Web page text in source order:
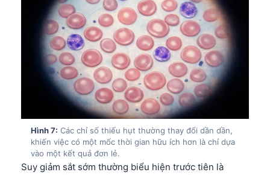
Hình 7: Các chỉ số thiếu hụt thường thay đổi dần dần,
khiến việc có một mốc thời gian hữu ích hơn là chỉ dựa
vào một kết quả đơn lẻ.
Suy giảm sắt sớm thường biểu hiện trước tiên là
Română
简体中文
فارسی
Български
Dansk
Nederlands
हिन्दी
Bahasa Indonesia
Հայերեն